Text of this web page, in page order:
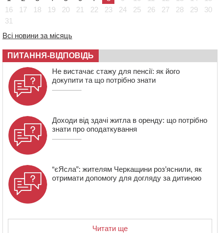
проведуть “Ше.Fest”
14:31
зерна нового врожаю
13:40 На Кам’янщині сталася масштабна пожежа
сміттєзвалища
16
17 18 19 20 21 22 23 24 25 26 27 28 29
30
31
Всі новини за місяць
ПИТАННЯ-ВІДПОВІДЬ
Не вистачає стажу для пенсії: як його
докупити та що потрібно знати
Доходи від здачі житла в оренду: що потрібно
знати про оподаткування
“єЯсла”: жителям Черкащини роз’яснили, як
отримати допомогу для догляду за дитиною
Читати ще